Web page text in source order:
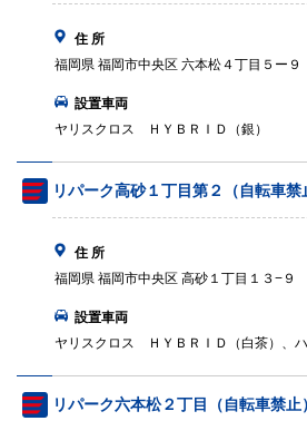
住 所
福岡県 福岡市中央区 六本松４丁目５ー９
設置車両
ヤリスクロス ＨＹＢＲＩＤ（銀）
リパーク高砂１丁目第２（自転車禁
住 所
福岡県 福岡市中央区 高砂１丁目１３−９
設置車両
ヤリスクロス ＨＹＢＲＩＤ（白茶）、
リパーク六本松２丁目（自転車禁止）